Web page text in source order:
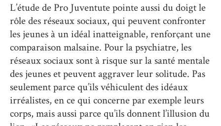
L’étude de Pro Juventute pointe aussi du doigt le
rôle des réseaux sociaux, qui peuvent confronter
les jeunes à un idéal inatteignable, renforçant une
comparaison malsaine. Pour la psychiatre, les
réseaux sociaux sont à risque sur la santé mentale
des jeunes et peuvent aggraver leur solitude. Pas
seulement parce qu’ils véhiculent des idéaux
irréalistes, en ce qui concerne par exemple leurs
corps, mais aussi parce qu’ils donnent l’illusion du